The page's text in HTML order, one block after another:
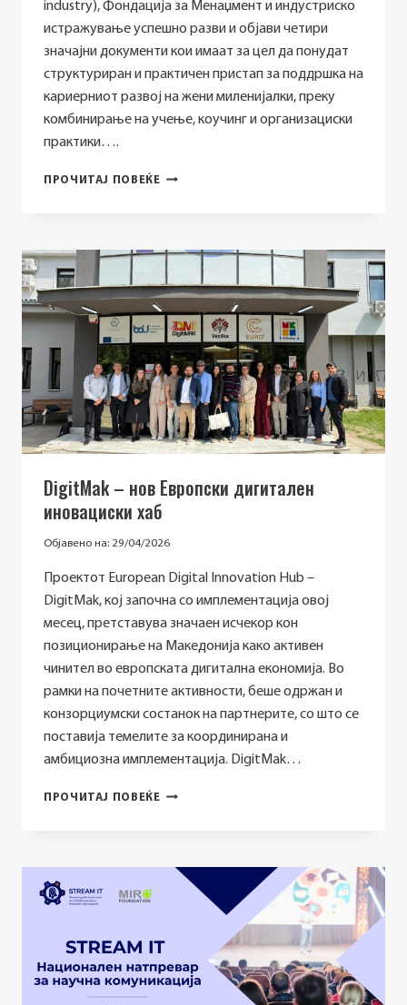
industry), Фондација за Менаџмент и индустриско
истражување успешно разви и објави четири
значајни документи кои имаат за цел да понудат
структуриран и практичен пристап за поддршка на
кариерниот развој на жени миленијалки, преку
комбинирање на учење, коучинг и организациски
практики….
ПРОЧИТАЈ ПОВЕЌЕ ПРОМОВИРАНИ
ЗА
СТРУКТУРИРАН
И
ПРАКТИЧЕН
ПРИСТАП
ЗА
ПОДДРШКА
НА
КАРИЕРНИОТ
РАЗВОЈ
НА
ЖЕНИ
DigitMak – нов Европски дигитален
иновациски хаб
Објавено на: 29/04/2026
Проектот European Digital Innovation Hub –
DigitMak, кој започна со имплементација овој
месец, претставува значаен исчекор кон
позиционирање на Македонија како активен
чинител во европската дигитална економија. Во
рамки на почетните активности, беше одржан и
конзорциумски состанок на партнерите, со што се
поставија темелите за координирана и
амбициозна имплементација. DigitMak…
ПРОЧИТАЈ ПОВЕЌЕ DIGITMAK
ДИГИТАЛЕН
ИНОВАЦИСКИ